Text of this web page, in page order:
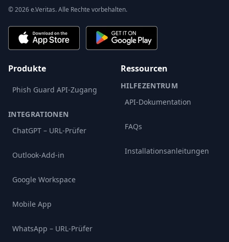
© 2026 e.Veritas. Alle Rechte vorbehalten.
Produkte
Phish Guard API-Zugang
INTEGRATIONEN
ChatGPT – URL-Prüfer
Outlook-Add-in
Google Workspace
Mobile App
WhatsApp – URL-Prüfer
Ressourcen
HILFEZENTRUM
API-Dokumentation
FAQs
Installationsanleitungen